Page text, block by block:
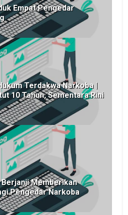
Empat Pengedar
Terdakwa Narkoba |
10 Tahun, Sementara Rini
Berjanji Memberikan
Pengedar Narkoba